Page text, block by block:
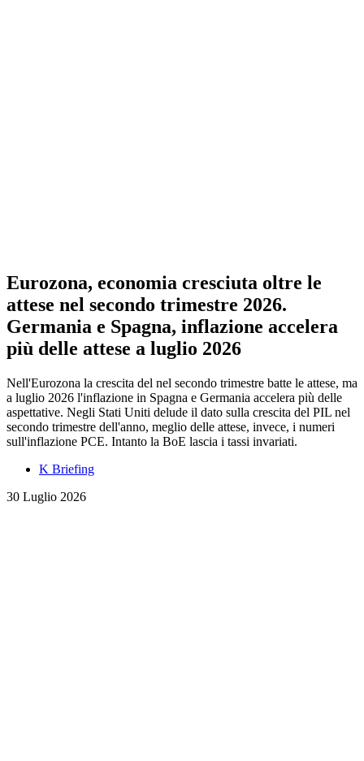
Eurozona, economia cresciuta oltre le
attese nel secondo trimestre 2026.
Germania e Spagna, inflazione accelera
più delle attese a luglio 2026
Nell'Eurozona la crescita del nel secondo trimestre batte le attese, ma
a luglio 2026 l'inflazione in Spagna e Germania accelera più delle
aspettative. Negli Stati Uniti delude il dato sulla crescita del PIL nel
secondo trimestre dell'anno, meglio delle attese, invece, i numeri
sull'inflazione PCE. Intanto la BoE lascia i tassi invariati.
K Briefing
30 Luglio 2026